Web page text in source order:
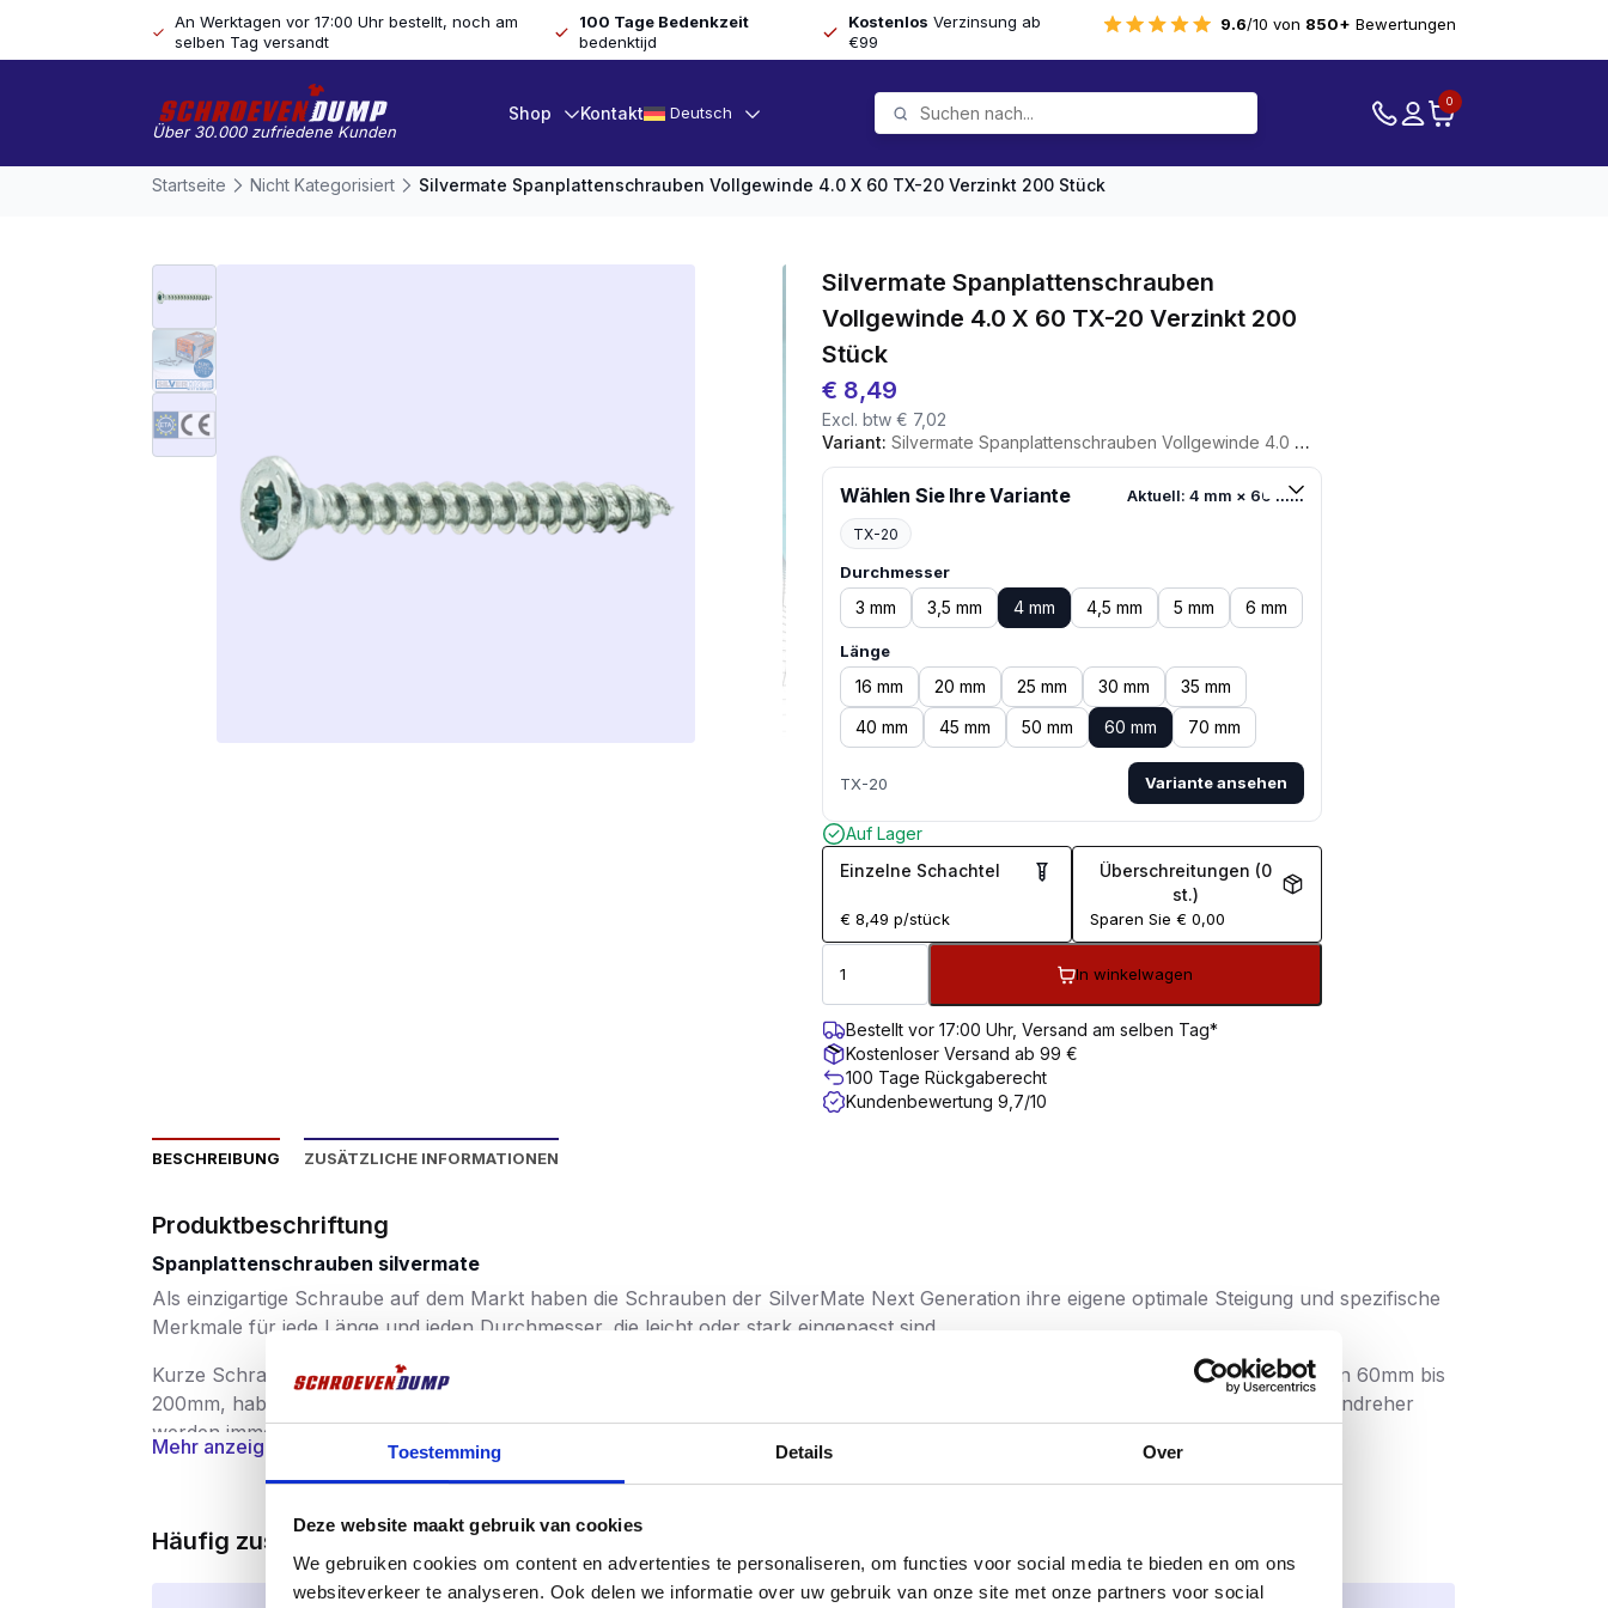
Toestemming Details Over
Deze website maakt gebruik van cookies
We gebruiken cookies om content en advertenties te personaliseren, om functies voor social media te bieden en om ons
websiteverkeer te analyseren. Ook delen we informatie over uw gebruik van onze site met onze partners voor social
An Werktagen vor 17:00 Uhr bestellt, noch am
selben Tag versandt
100 Tage Bedenkzeit
bedenktijd
Kostenlos Verzinsung ab
€99
9.6/10 von 850+ Bewertungen
Über 30.000 zufriedene Kunden
Shop Kontakt Deutsch
0
Startseite Nicht Kategorisiert Silvermate Spanplattenschrauben Vollgewinde 4.0 X 60 TX-20 Verzinkt 200 Stück
Silvermate Spanplattenschrauben
Vollgewinde 4.0 X 60 TX-20 Verzinkt 200
Stück
€ 8,49
Excl. btw € 7,02
Variant: Silvermate Spanplattenschrauben Vollgewinde 4.0 X 60 TX-20 Verzinkt 200 Stück
Wählen Sie Ihre Variante Aktuell: 4 mm × 60 mm
TX-20
Durchmesser
3 mm 3,5 mm 4 mm 4,5 mm 5 mm 6 mm
Länge
16 mm 20 mm 25 mm 30 mm
35 mm
40 mm
45 mm 50 mm 60 mm 70 mm
TX-20 Variante ansehen
Auf Lager
Einzelne Schachtel
€ 8,49 p/stück
Überschreitungen (0
st.)
Sparen Sie € 0,00
In winkelwagen
Bestellt vor 17:00 Uhr, Versand am selben Tag*
Kostenloser Versand ab 99 €
100 Tage Rückgaberecht
Kundenbewertung 9,7/10
BESCHREIBUNG ZUSÄTZLICHE INFORMATIONEN
Produktbeschriftung
Spanplattenschrauben silvermate
Als einzigartige Schraube auf dem Markt haben die Schrauben der SilverMate Next Generation ihre eigene optimale Steigung und spezifische
Merkmale für jede Länge und jeden Durchmesser, die leicht oder stark eingepasst sind.
Kurze Schrauben hingegen haben eine kleinere Steigung, um einen hohen Ausreißwert zu erreichen. Die längeren Schrauben, von 60mm bis
200mm, haben eine zunehmende Steigung, so dass diese Schrauben schneller eingedreht werden können. Die heutigen Schraubendreher
werden immer stärker und schneller und sparen so eine Menge Zeit.
Der Fokus der SilverMate Next-Generation liegt auf 4 Funktionen, die den bekanntesten A-Marken mindestens ebenbürtig sind:
1)Mitwenig Anpressdruckgeht die SilverMate Next Generation Schraube schon bei den ersten Umdrehungen ins Holz. Vor allem bei
Schrauben mit einer Frässpitze vom Typ 17 erfordert dies oft viel mehr Druck.
SilverMate Schrauben der nächsten Generationbrechenunter hoher Schraubendreherbelastungdeutlich weniger ab
Mehr anzeigen
Häufig zusammen gekauft